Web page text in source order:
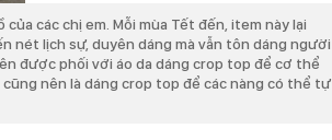
các chị em. Mỗi mùa Tết đến, item này lại
nét lịch sự, duyên dáng mà vẫn tôn dáng người
được phối với áo da dáng crop top để cơ thể
nên là dáng crop top để các nàng có thể tự